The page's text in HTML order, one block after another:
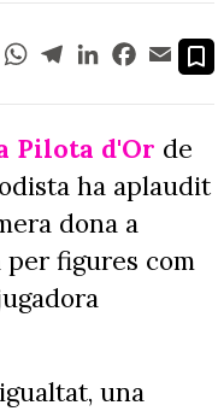
BlueskyWhatsApp
TelegramLinkedInFacebook
Email
Pilota d'Or de
ha aplaudit
dona a
per figures com
una